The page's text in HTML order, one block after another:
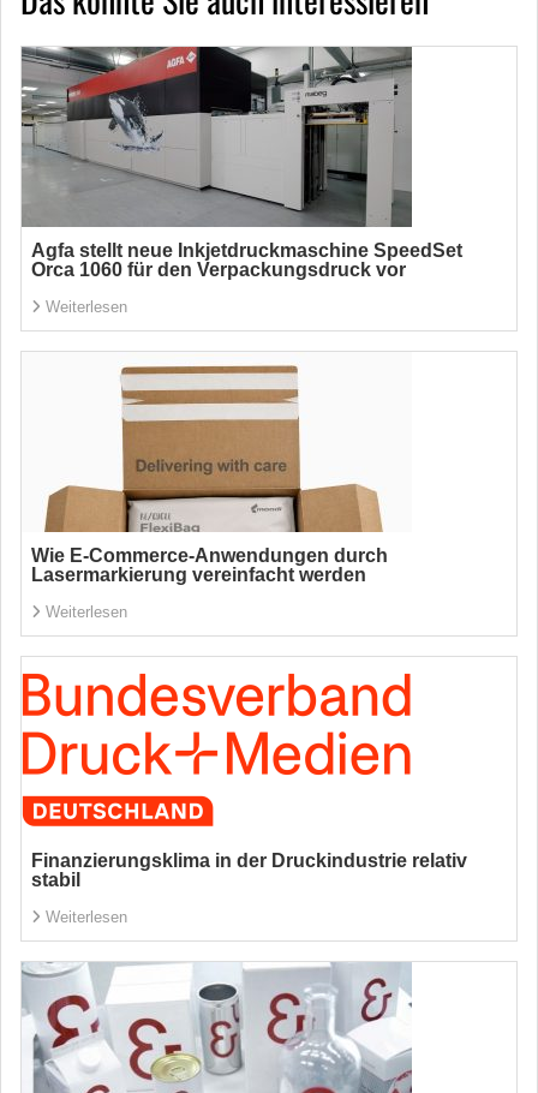
Agfa stellt neue Inkjetdruckmaschine SpeedSet
Orca 1060 für den Verpackungsdruck vor
Weiterlesen
Wie E-Commerce-Anwendungen durch
Lasermarkierung vereinfacht werden
Weiterlesen
Finanzierungsklima in der Druckindustrie relativ
stabil
Weiterlesen